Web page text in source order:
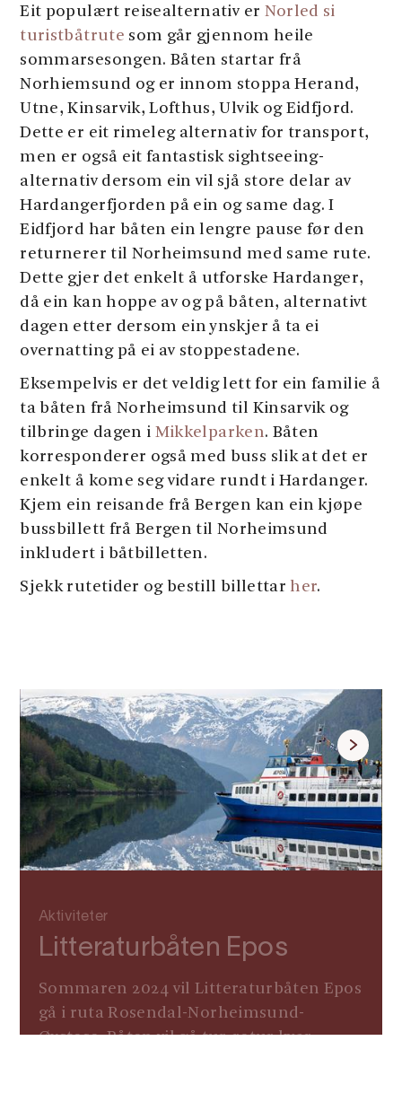
Eit populært reisealternativ er Norled si
turistbåtrute som går gjennom heile
sommarsesongen. Båten startar frå
Norhiemsund og er innom stoppa Herand,
Utne, Kinsarvik, Lofthus, Ulvik og Eidfjord.
Dette er eit rimeleg alternativ for transport,
men er også eit fantastisk sightseeing-
alternativ dersom ein vil sjå store delar av
Hardangerfjorden på ein og same dag. I
Eidfjord har båten ein lengre pause før den
returnerer til Norheimsund med same rute.
Dette gjer det enkelt å utforske Hardanger,
då ein kan hoppe av og på båten, alternativt
dagen etter dersom ein ynskjer å ta ei
overnatting på ei av stoppestadene.
Eksempelvis er det veldig lett for ein familie å
ta båten frå Norheimsund til Kinsarvik og
tilbringe dagen i Mikkelparken. Båten
korresponderer også med buss slik at det er
enkelt å kome seg vidare rundt i Hardanger.
Kjem ein reisande frå Bergen kan ein kjøpe
bussbillett frå Bergen til Norheimsund
inkludert i båtbilletten.
Sjekk rutetider og bestill billettar her.
Litteraturbåten Epos
gå i ruta Rosendal-Norheimsund-
Øystese. Båten vil gå tur-retur kvar